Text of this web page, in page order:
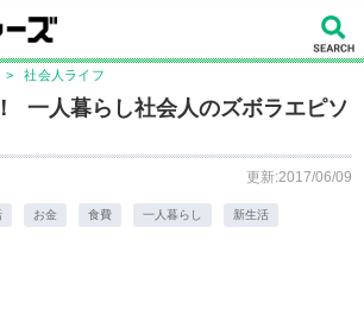
> 社会人ライフ
一人暮らし社会人のズボラエピソ
更新:2017/06/09
お金 食費 一人暮らし 新生活